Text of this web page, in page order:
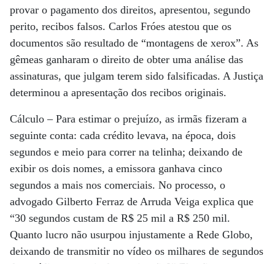
provar o pagamento dos direitos, apresentou, segundo
perito, recibos falsos. Carlos Fróes atestou que os
documentos são resultado de “montagens de xerox”. As
gêmeas ganharam o direito de obter uma análise das
assinaturas, que julgam terem sido falsificadas. A Justiça
determinou a apresentação dos recibos originais.
Cálculo – Para estimar o prejuízo, as irmãs fizeram a
seguinte conta: cada crédito levava, na época, dois
segundos e meio para correr na telinha; deixando de
exibir os dois nomes, a emissora ganhava cinco
segundos a mais nos comerciais. No processo, o
advogado Gilberto Ferraz de Arruda Veiga explica que
“30 segundos custam de R$ 25 mil a R$ 250 mil.
Quanto lucro não usurpou injustamente a Rede Globo,
deixando de transmitir no vídeo os milhares de segundos